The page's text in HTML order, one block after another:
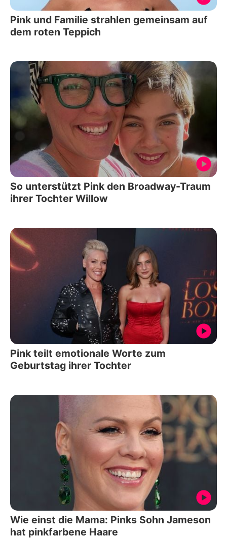
Pink und Familie strahlen gemeinsam auf
dem roten Teppich
So unterstützt Pink den Broadway-Traum
ihrer Tochter Willow
Pink teilt emotionale Worte zum
Geburtstag ihrer Tochter
Wie einst die Mama: Pinks Sohn Jameson
hat pinkfarbene Haare